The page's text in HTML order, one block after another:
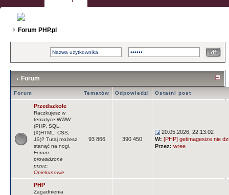
Forum PHP.pl
Forum
Forum Tematów Odpowiedzi Ostatni post
Przedszkole
Raczkujesz w
tematyce WWW
(PHP, SQL,
(X)HTML, CSS,
JS)? Tutaj możesz
stanąć na nogi.
Forum
prowadzone
przez:
Opiekunowie
93 866 390 450
20.05.2026, 22:13:02
W: [PHP] getimagesize nie
Przez: wree
PHP
Zagadnienia